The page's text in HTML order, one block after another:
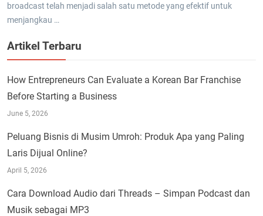
broadcast telah menjadi salah satu metode yang efektif untuk
menjangkau …
Artikel Terbaru
How Entrepreneurs Can Evaluate a Korean Bar Franchise
Before Starting a Business
June 5, 2026
Peluang Bisnis di Musim Umroh: Produk Apa yang Paling
Laris Dijual Online?
April 5, 2026
Cara Download Audio dari Threads – Simpan Podcast dan
Musik sebagai MP3